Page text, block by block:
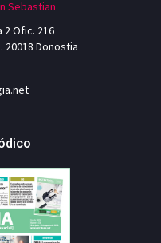
Sebastian
2 Ofic. 216
20018 Donostia